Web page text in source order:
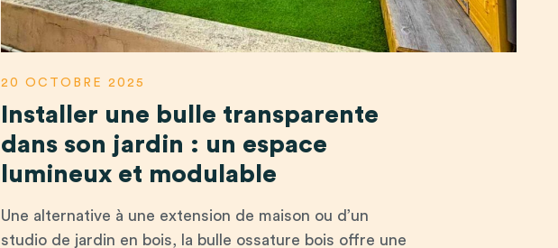
20 OCTOBRE 2025
Installer une bulle transparente
dans son jardin : un espace
lumineux et modulable
Une alternative à une extension de maison ou d’un
studio de jardin en bois, la bulle ossature bois offre une